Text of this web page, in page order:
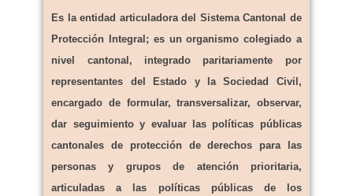
Es la entidad articuladora del Sistema Cantonal de
Protección Integral; es un organismo colegiado a
nivel cantonal, integrado paritariamente por
representantes del Estado y la Sociedad Civil,
encargado de formular,transversalizar, observar,
dar seguimiento y evaluar las políticas públicas
cantonales de protección de derechos para las
personas y grupos de atención prioritaria,
articuladas a las políticas públicas de los